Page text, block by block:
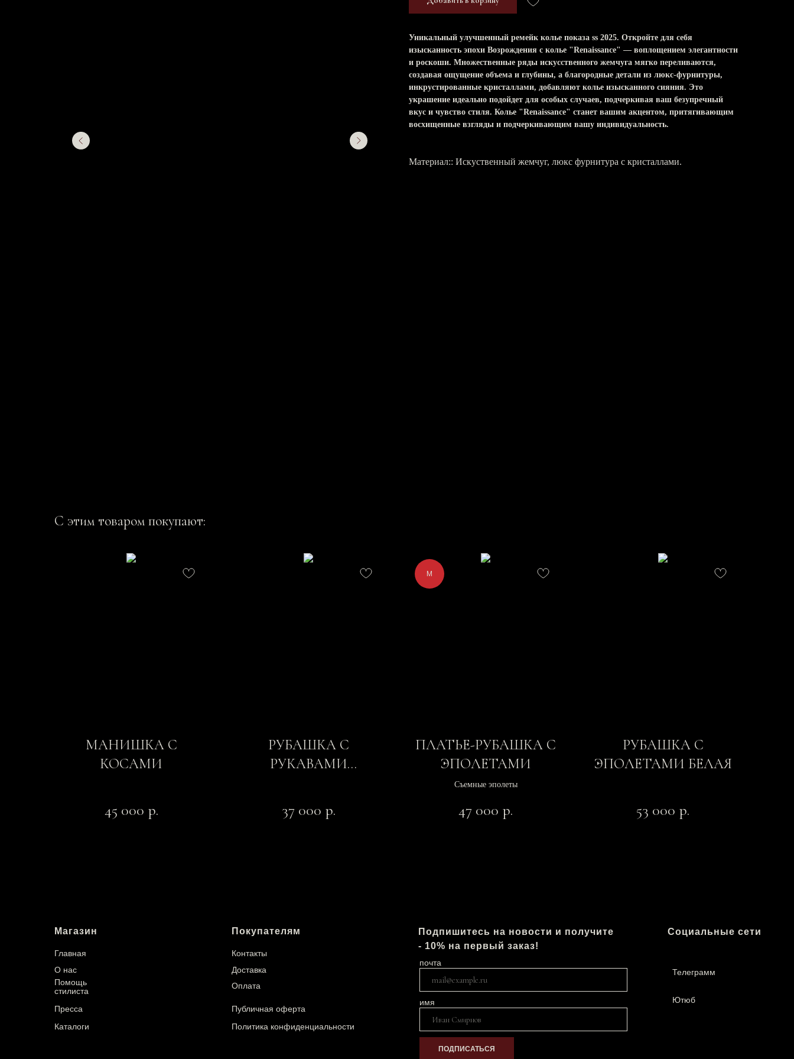
Уникальный улучшенный ремейк колье показа ss 2025. Откройте для себя
изысканность эпохи Возрождения с колье "Renaissance" — воплощением элегантности
и роскоши. Множественные ряды искусственного жемчуга мягко переливаются,
создавая ощущение объема и глубины, а благородные детали из люкс-фурнитуры,
инкрустированные кристаллами, добавляют колье изысканного сияния. Это
украшение идеально подойдет для особых случаев, подчеркивая ваш безупречный
вкус и чувство стиля. Колье "Renaissance" станет вашим акцентом, притягивающим
восхищенные взгляды и подчеркивающим вашу индивидуальность.
Материал:: Искуственный жемчуг, люкс фурнитура с кристаллами.
С этим товаром покупают:
МАНИШКА С
КОСАМИ
45 000 р.
РУБАШКА С
РУКАВАМИ
37 000 р.
M
ПЛАТЬЕ-РУБАШКА С
ЭПОЛЕТАМИ
Съемные эполеты
47 000 р.
РУБАШКА С
ЭПОЛЕТАМИ БЕЛАЯ
53 000 р.
Телеграмм
Ютюб
Магазин
Главная
О нас
Помощь
стилиста
Пресса
Каталоги
Подпишитесь на новости и получите
- 10% на первый заказ!
Контакты
Доставка
Оплата
Политика конфиденциальности
Публичная оферта
Социальные сети
почта
имя
ПОДПИСАТЬСЯ
Покупателям